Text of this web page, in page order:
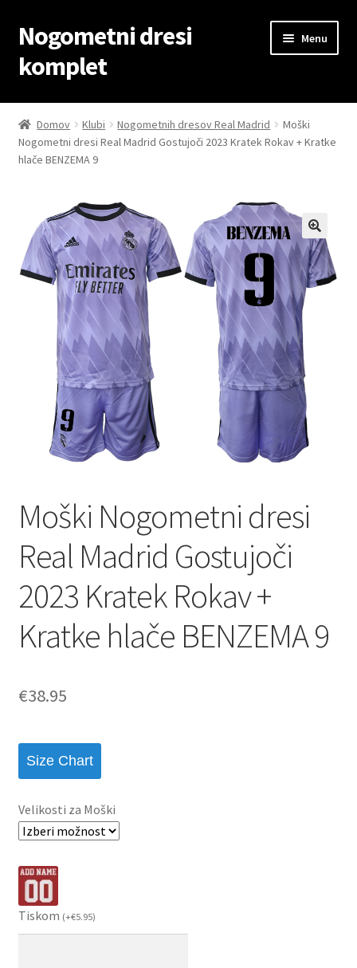
Skip
to
navigation
Skip
to
content
Nogometni dresi
komplet
Menu
Domov
Blog
Košarica
Moj račun
Trgovina
Zaključek nakupa
Domov Klubi Nogometnih dresov Real Madrid
Moški
Nogometni dresi Real Madrid Gostujoči 2023 Kratek Rokav + Kratke
hlače BENZEMA 9
Moški Nogometni dresi
Real Madrid Gostujoči
2023 Kratek Rokav +
Kratke hlače BENZEMA 9
€38.95
Size Chart
Velikosti za Moški
Tiskom (+€5.95)